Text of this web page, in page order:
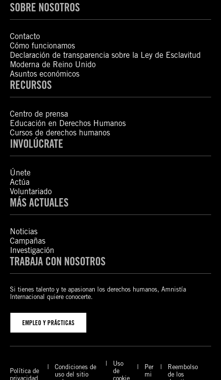
SOBRE NOSOTROS
Contacto
Cómo funcionamos
Declaración de transparencia sobre la Ley de Esclavitud
Moderna de Reino Unido
Asuntos económicos
RECURSOS
Centro de prensa
Educación en Derechos Humanos
Cursos de derechos humanos
INVOLÚCRATE
Únete
Actúa
Voluntariado
MÁS ACTUALES
Noticias
Campañas
Investigación
TRABAJA CON NOSOTROS
Si tienes talento y te apasionan los derechos humanos, Amnistía
Internacional quiere conocerte.
EMPLEO Y PRÁCTICAS
Política de
privacidad
Condiciones de
uso del sitio
Uso
de
cookie
Per
mi
Reembolso
de los